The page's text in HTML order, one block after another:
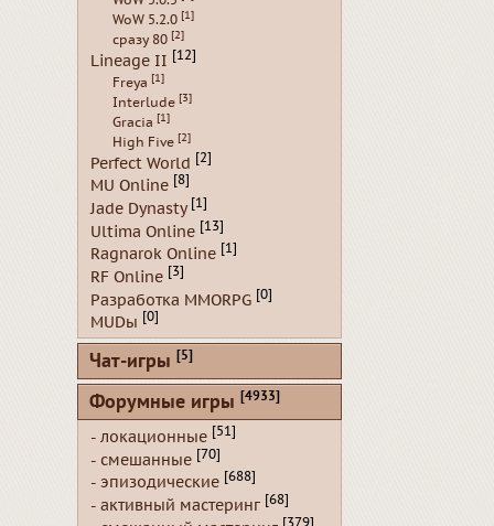
WoW 5.2.0 [1]
сразу 80 [2]
Lineage II [12]
Freya [1]
Interlude [3]
Gracia [1]
High Five [2]
Perfect World [2]
MU Online [8]
Jade Dynasty [1]
Ultima Online [13]
Ragnarok Online [1]
RF Online [3]
Разработка MMORPG [0]
MUDы [0]
Чат-игры [5]
Форумные игры [4933]
- локационные [51]
- смешанные [70]
- эпизодические [688]
- активный мастеринг [68]
[379]